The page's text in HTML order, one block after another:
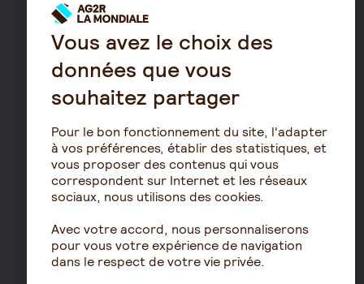
Résidence avec services
pour seniors
Le fonctionnement de
la retraite
Les démarches de départ
à la retraite
Le calcul de la retraite
Les déclarations sociales
pour les entreprises
Assurances de biens
Assurance auto
Assurance habitation
Vous avez le choix des
données que vous
souhaitez partager
Pour le bon fonctionnement du site, l'adapter
à vos préférences, établir des statistiques, et
vous proposer des contenus qui vous
correspondent sur Internet et les réseaux
sociaux, nous utilisons des cookies.
Avec votre accord, nous personnaliserons
pour vous votre expérience de navigation
dans le respect de votre vie privée.